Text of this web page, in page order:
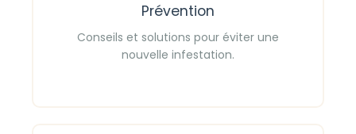
Prévention
Conseils et solutions pour éviter une
nouvelle infestation.